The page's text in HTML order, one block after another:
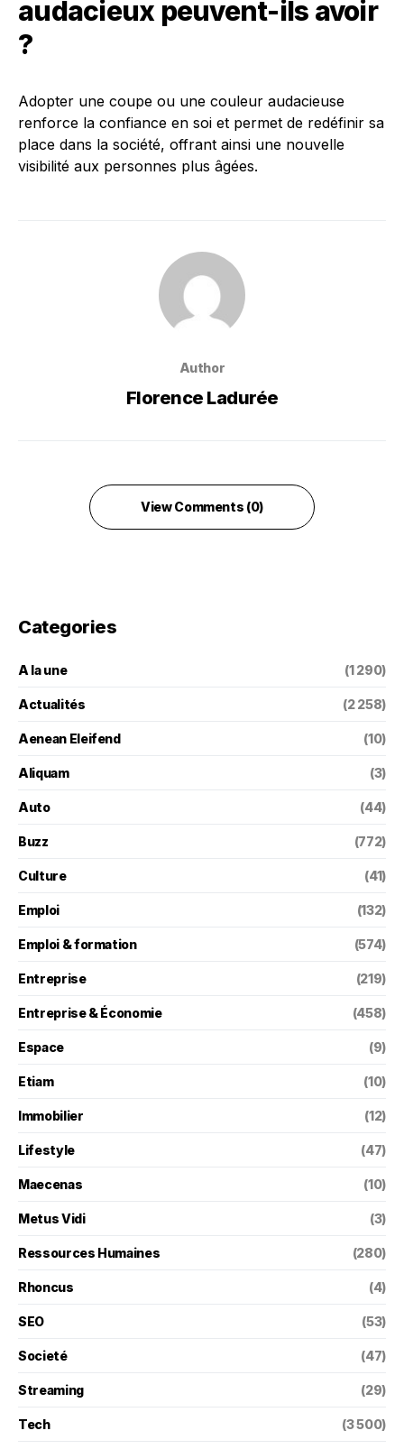
audacieux peuvent-ils avoir
?
Adopter une coupe ou une couleur audacieuse
renforce la confiance en soi et permet de redéfinir sa
place dans la société, offrant ainsi une nouvelle
visibilité aux personnes plus âgées.
Author
Florence Ladurée
View Comments (0)
Categories
A la une (1 290)
Actualités (2 258)
Aenean Eleifend (10)
Aliquam (3)
Auto (44)
Buzz (772)
Culture (41)
Emploi (132)
Emploi & formation (574)
Entreprise (219)
Entreprise & Économie (458)
Espace (9)
Etiam (10)
Immobilier (12)
Lifestyle (47)
Maecenas (10)
Metus Vidi (3)
Ressources Humaines (280)
Rhoncus (4)
SEO (53)
Societé (47)
Streaming (29)
Tech (3 500)